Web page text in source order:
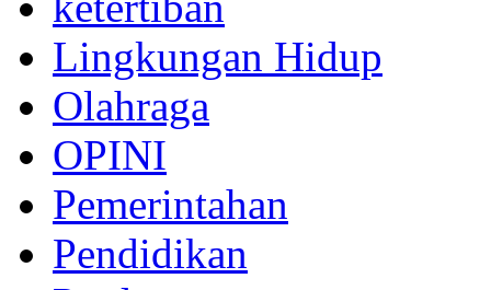
Lingkungan Hidup
Olahraga
OPINI
Pemerintahan
Pendidikan